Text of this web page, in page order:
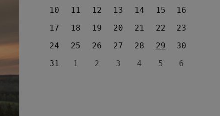
10
11 12 13 14 15
16
17
18 19 20 21 22
23
24
25 26 27 28 29
30
31
1 2 3 4 5 6